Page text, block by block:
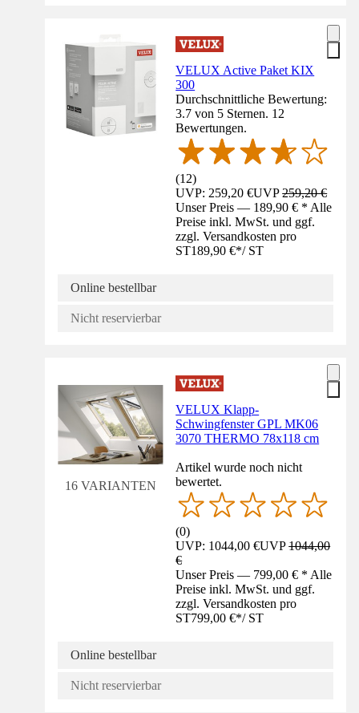
VELUX Active Paket KIX
300
Durchschnittliche Bewertung:
3.7 von 5 Sternen. 12
Bewertungen.
(12)
UVP: 259,20 €UVP259,20 €
Unser Preis — 189,90 € * Alle
Preise inkl. MwSt. und ggf.
zzgl. Versandkosten pro
ST189,90 €*/ ST
Online bestellbar
Nicht reservierbar
16 VARIANTEN
VELUX Klapp-
Schwingfenster GPL MK06
3070 THERMO 78x118 cm
Artikel wurde noch nicht
bewertet.
(0)
UVP: 1044,00 €UVP1044,00
€
Unser Preis — 799,00 € * Alle
Preise inkl. MwSt. und ggf.
zzgl. Versandkosten pro
ST799,00 €*/ ST
Online bestellbar
Nicht reservierbar